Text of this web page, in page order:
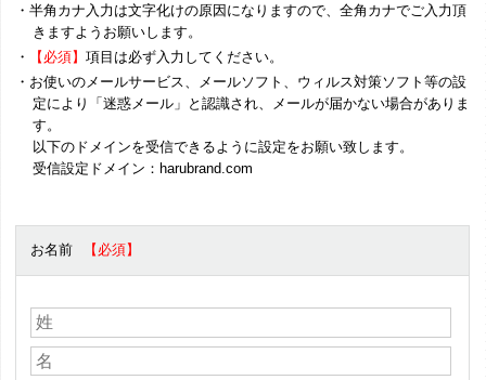
・半角カナ入力は文字化けの原因になりますので、全角カナでご入力頂
きますようお願いします。
・
【必須】項目は必ず入力してください。
・お使いのメールサービス、メールソフト、ウィルス対策ソフト等の設
定により「迷惑メール」と認識され、メールが届かない場合がありま
す。
以下のドメインを受信できるように設定をお願い致します。
受信設定ドメイン：harubrand.com
お名前